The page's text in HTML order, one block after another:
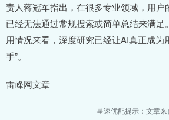
责人蒋冠军指出，在很多专业领域，用户
已经无法通过常规搜索或简单总结来满足
用情况来看，深度研究已经让AI真正成为
手”。
雷峰网文章
星速优配提示：文章来